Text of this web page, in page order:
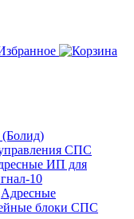
(Болид)
СПС
ИП для
10
Адресные
блоки СПС